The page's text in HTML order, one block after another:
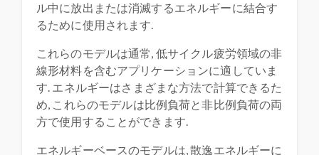
ル中に放出または消滅するエネルギーに結合す
るために使用されます.
これらのモデルは通常, 低サイクル疲労領域の非
線形材料を含むアプリケーションに適していま
す. エネルギーはさまざまな方法で計算できるた
め, これらのモデルは比例負荷と非比例負荷の両
方で使用することができます.
エネルギーベースのモデルは, 散逸エネルギーに